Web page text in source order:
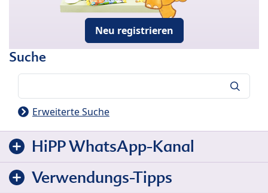
Neu registrieren
Suche
Erweiterte Suche
HiPP WhatsApp-Kanal
Verwendungs-Tipps